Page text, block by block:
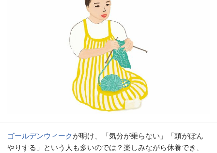
ゴールデンウィークが明け、「気分が乗らない」「頭がぼん
やりする」という人も多いのでは？楽しみながら休養でき、